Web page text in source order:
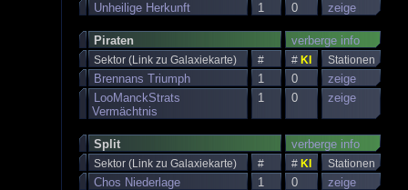
Unheilige Herkunft
1 0 zeige
Piraten verberge info
Sektor (Link zu Galaxiekarte) # # KI Stationen
Brennans Triumph 1 0
zeige
LooManckStrats
Vermächtnis
1 0 zeige
Split verberge info
Sektor (Link zu Galaxiekarte) # # KI Stationen
Chos Niederlage 1 0
zeige